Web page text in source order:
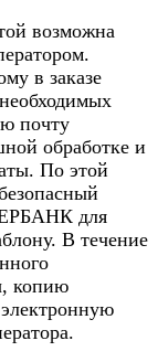
возможна
в заказе
почту
обработке и
По этой
для
В течение
копию